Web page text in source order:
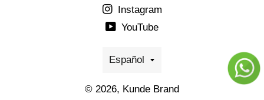
Instagram
YouTube
Idioma
Español
© 2026, Kunde Brand